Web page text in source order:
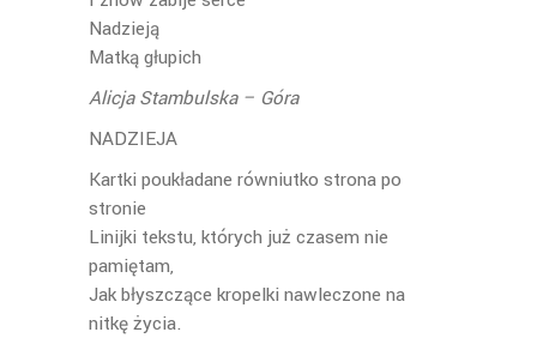
Nadzieją
Matką głupich
Alicja Stambulska – Góra
NADZIEJA
Kartki poukładane równiutko strona po
stronie
Linijki tekstu, których już czasem nie
pamiętam,
Jak błyszczące kropelki nawleczone na
nitkę życia.